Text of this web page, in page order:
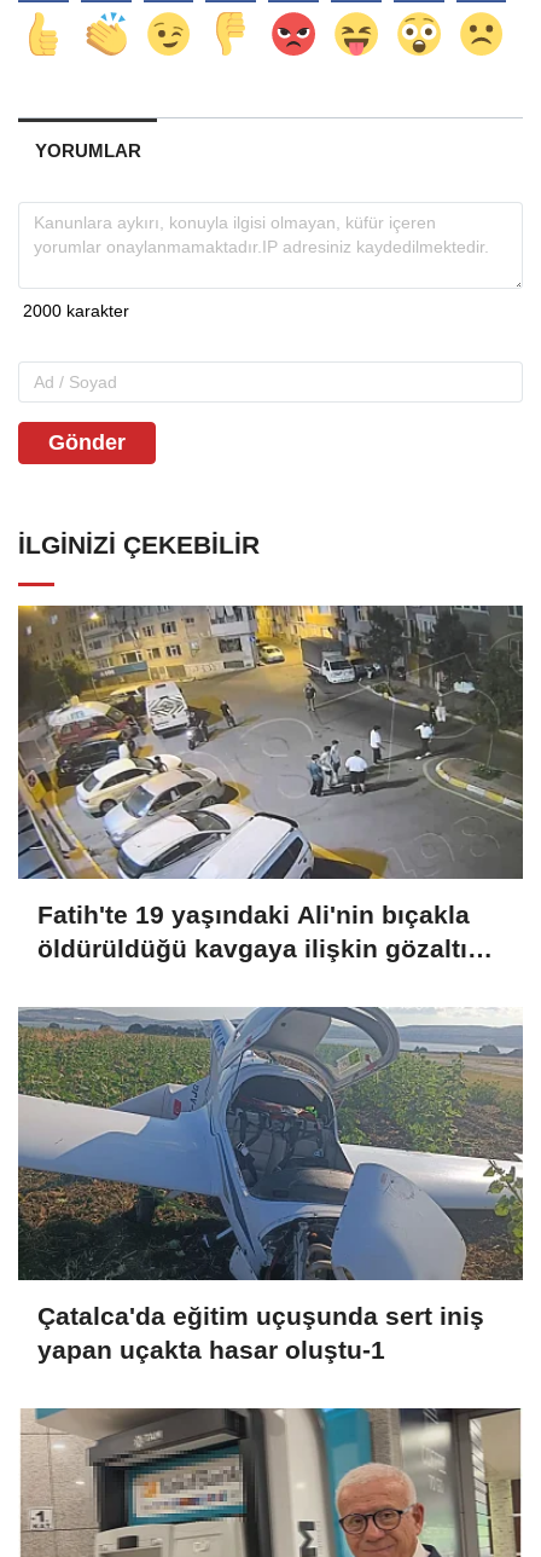
YORUMLAR
Gönder
İLGINIZI ÇEKEBILIR
Fatih'te 19 yaşındaki Ali'nin bıçakla
öldürüldüğü kavgaya ilişkin gözaltı
Çatalca'da eğitim uçuşunda sert iniş
yapan uçakta hasar oluştu-1